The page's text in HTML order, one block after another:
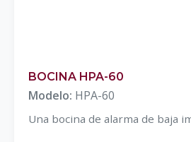
BOCINA HPA-60
Modelo: HPA-60
Una bocina de alarma de baja